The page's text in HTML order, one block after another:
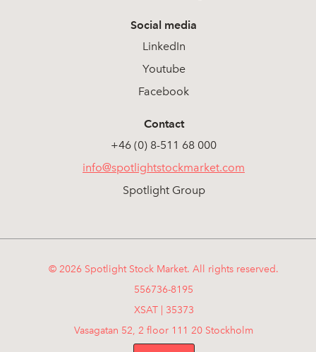
Social media
LinkedIn
Youtube
Facebook
Contact
+46 (0) 8-511 68 000
info@spotlightstockmarket.com
Spotlight Group
© 2026 Spotlight Stock Market. All rights reserved.
556736-8195
XSAT | 35373
Vasagatan 52, 2 floor 111 20 Stockholm